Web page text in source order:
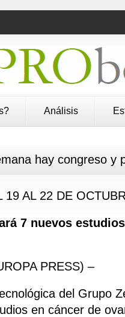
Análisis
hay congreso y
19 AL 22 DE
7 nuevos
PRESS) –
del Grupo
en cáncer de